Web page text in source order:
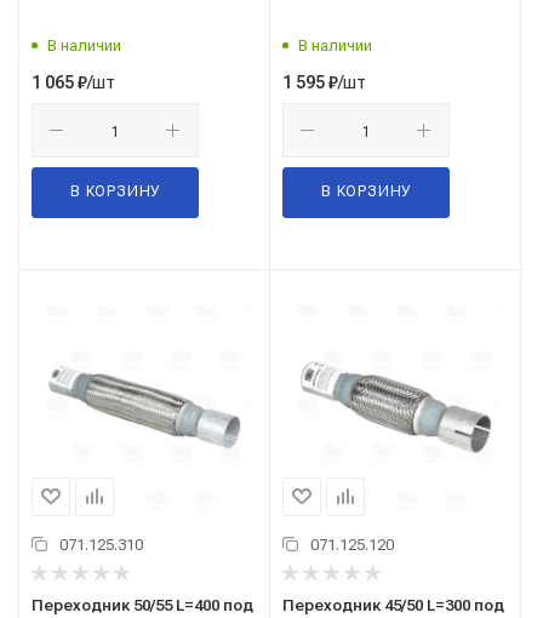
(EPC4040-45100)
В наличии
1 065₽/шт
В КОРЗИНУ
(EPC4040-45250)
В наличии
1 595₽/шт
В КОРЗИНУ
071.125.310
Переходник 50/55 L=400 под
071.125.120
Переходник 45/50 L=300 под